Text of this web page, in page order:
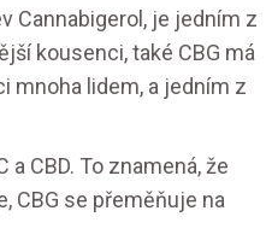
Cannabigerol, je jedním z
kousenci, také CBG má
mnoha lidem, a jedním z
CBD. To znamená, že
CBG se přeměňuje na